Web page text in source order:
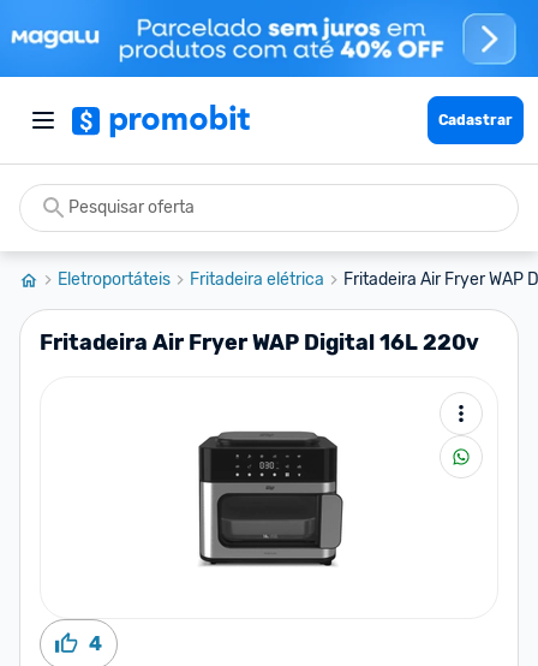
Cadastrar
Eletroportáteis Fritadeira elétrica Fritadeira Air Fryer WAP
Fritadeira Air Fryer WAP Digital 16L 220v
4